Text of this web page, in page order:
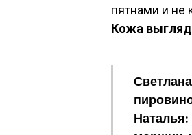
пятнами и не
Кожа